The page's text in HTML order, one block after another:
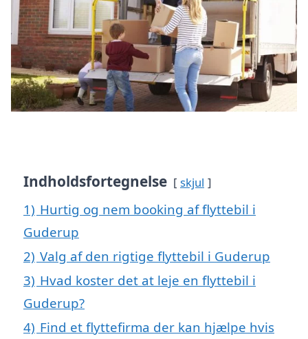
Indholdsfortegnelse skjul
1) Hurtig og nem booking af flyttebil i
Guderup
2) Valg af den rigtige flyttebil i Guderup
3) Hvad koster det at leje en flyttebil i
Guderup?
4) Find et flyttefirma der kan hjælpe hvis